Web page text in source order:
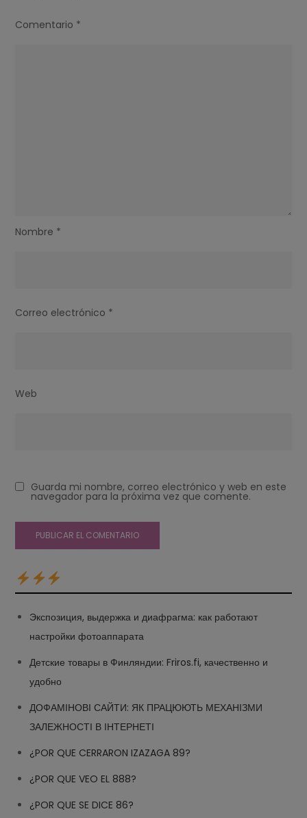
Comentario *
Nombre *
Correo electrónico *
Web
Guarda mi nombre, correo electrónico y web en este
navegador para la próxima vez que comente.
Экспозиция, выдержка и диафрагма: как работают
настройки фотоаппарата
Детские товары в Финляндии: Friros.fi, качественно и
удобно
ДОФАМІНОВІ САЙТИ: ЯК ПРАЦЮЮТЬ МЕХАНІЗМИ
ЗАЛЕЖНОСТІ В ІНТЕРНЕТІ
¿POR QUE CERRARON IZAZAGA 89?
¿POR QUE VEO EL 888?
¿POR QUE SE DICE 86?